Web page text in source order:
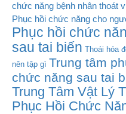
chức năng bệnh nhân thoát
Phục hồi chức năng cho
Phục hồi chức
sau tai biến Thoái hóa
nên tập gì Trung tâm
chức năng sau tai
Trung Tâm Vật Lý
Phục Hồi Chức